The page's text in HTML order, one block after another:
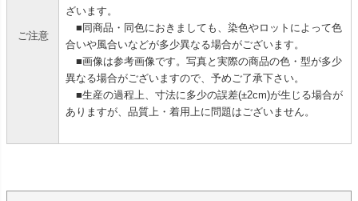
ご注意
ざいます。
■同商品・同色におきましても、染色やロットによって色
合いや風合いなどが多少異なる場合がございます。
■画像は参考画像です。写真と実際の商品の色・型が多少
異なる場合がございますので、予めご了承下さい。
■生産の過程上、寸法に多少の誤差(±2cm)が生じる場合が
ありますが、品質上・着用上に問題はございません。